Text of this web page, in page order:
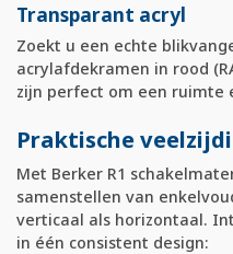
Transparant acryl
Zoekt u een echte
acrylafdekramen in rood
zijn perfect om een ruimte
Praktische
Met Berker R1
samenstellen van
verticaal als horizontaal.
in één consistent design: